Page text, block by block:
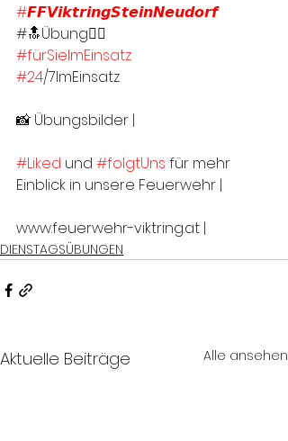
#𝙁𝙁𝙑𝙞𝙠𝙩𝙧𝙞𝙣𝙜𝙎𝙩𝙚𝙞𝙣𝙉𝙚𝙪𝙙𝙤𝙧𝙛
#🔝Übung👍🏻
#fürSieImEinsatz
#24/7ImEinsatz
📸 Übungsbilder |
#Liked und #folgtUns für mehr
Einblick in unsere Feuerwehr |
www.feuerwehr-viktring.at |
DIENSTAGSÜBUNGEN
Aktuelle Beiträge Alle ansehen